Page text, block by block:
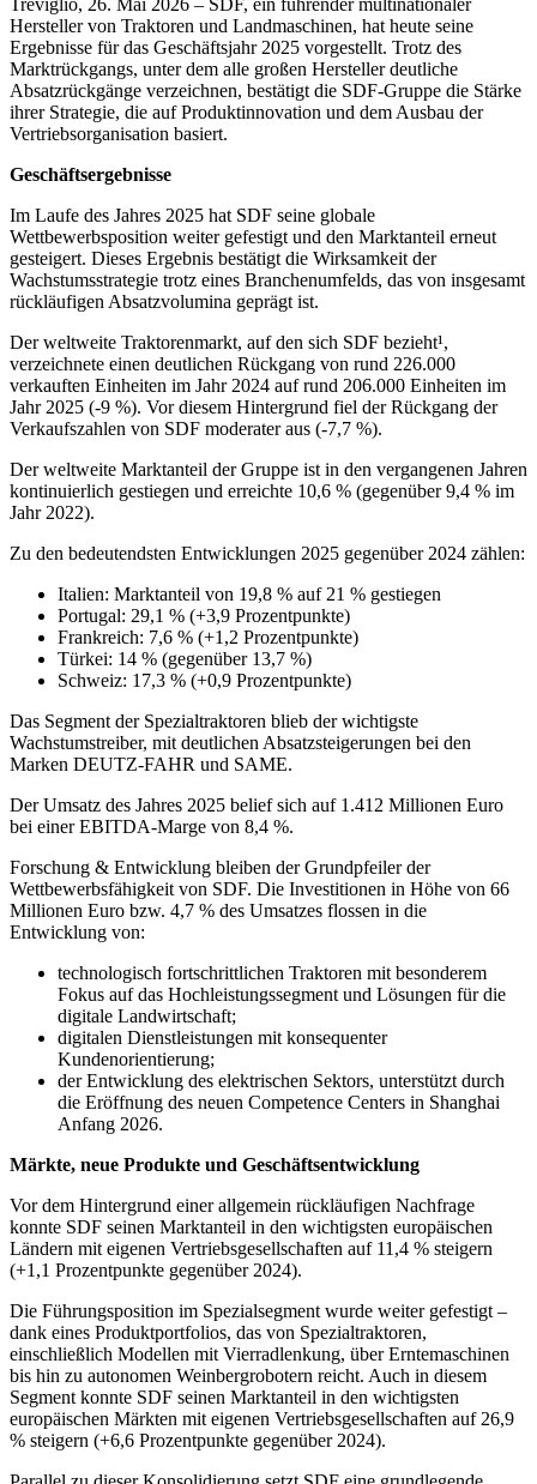
Treviglio, 26. Mai 2026 – SDF, ein führender multinationaler
Hersteller von Traktoren und Landmaschinen, hat heute seine
Ergebnisse für das Geschäftsjahr 2025 vorgestellt. Trotz des
Marktrückgangs, unter dem alle großen Hersteller deutliche
Absatzrückgänge verzeichnen, bestätigt die SDF-Gruppe die Stärke
ihrer Strategie, die auf Produktinnovation und dem Ausbau der
Vertriebsorganisation basiert.
Geschäftsergebnisse
Im Laufe des Jahres 2025 hat SDF seine globale
Wettbewerbsposition weiter gefestigt und den Marktanteil erneut
gesteigert. Dieses Ergebnis bestätigt die Wirksamkeit der
Wachstumsstrategie trotz eines Branchenumfelds, das von insgesamt
rückläufigen Absatzvolumina geprägt ist.
Der weltweite Traktorenmarkt, auf den sich SDF bezieht¹,
verzeichnete einen deutlichen Rückgang von rund 226.000
verkauften Einheiten im Jahr 2024 auf rund 206.000 Einheiten im
Jahr 2025 (-9 %). Vor diesem Hintergrund fiel der Rückgang der
Verkaufszahlen von SDF moderater aus (-7,7 %).
Der weltweite Marktanteil der Gruppe ist in den vergangenen Jahren
kontinuierlich gestiegen und erreichte 10,6 % (gegenüber 9,4 % im
Jahr 2022).
Zu den bedeutendsten Entwicklungen 2025 gegenüber 2024 zählen:
Italien: Marktanteil von 19,8 % auf 21 % gestiegen
Portugal: 29,1 % (+3,9 Prozentpunkte)
Frankreich: 7,6 % (+1,2 Prozentpunkte)
Türkei: 14 % (gegenüber 13,7 %)
Schweiz: 17,3 % (+0,9 Prozentpunkte)
Das Segment der Spezialtraktoren blieb der wichtigste
Wachstumstreiber, mit deutlichen Absatzsteigerungen bei den
Marken DEUTZ-FAHR und SAME.
Der Umsatz des Jahres 2025 belief sich auf 1.412 Millionen Euro
bei einer EBITDA-Marge von 8,4 %.
Forschung & Entwicklung bleiben der Grundpfeiler der
Wettbewerbsfähigkeit von SDF. Die Investitionen in Höhe von 66
Millionen Euro bzw. 4,7 % des Umsatzes flossen in die
Entwicklung von:
technologisch fortschrittlichen Traktoren mit besonderem
Fokus auf das Hochleistungssegment und Lösungen für die
digitale Landwirtschaft;
digitalen Dienstleistungen mit konsequenter
Kundenorientierung;
der Entwicklung des elektrischen Sektors, unterstützt durch
die Eröffnung des neuen Competence Centers in Shanghai
Anfang 2026.
Märkte, neue Produkte und Geschäftsentwicklung
Vor dem Hintergrund einer allgemein rückläufigen Nachfrage
konnte SDF seinen Marktanteil in den wichtigsten europäischen
Ländern mit eigenen Vertriebsgesellschaften auf 11,4 % steigern
(+1,1 Prozentpunkte gegenüber 2024).
Die Führungsposition im Spezialsegment wurde weiter gefestigt –
dank eines Produktportfolios, das von Spezialtraktoren,
einschließlich Modellen mit Vierradlenkung, über Erntemaschinen
bis hin zu autonomen Weinbergrobotern reicht. Auch in diesem
Segment konnte SDF seinen Marktanteil in den wichtigsten
europäischen Märkten mit eigenen Vertriebsgesellschaften auf 26,9
% steigern (+6,6 Prozentpunkte gegenüber 2024).